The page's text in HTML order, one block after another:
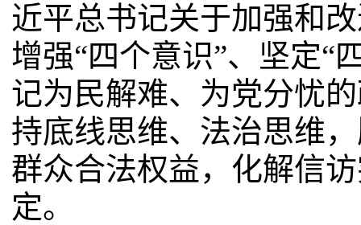
近平总书记关于加强和
增强“四个意识”、坚定“
记为民解难、为党分忧
持底线思维、法治思维
群众合法权益，化解信
定。